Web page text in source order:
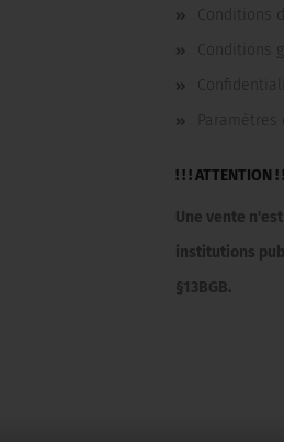
Conditions
Conditions
Paramètres
! ! ! ATTENTION !
Une vente
institutions
§13BGB.